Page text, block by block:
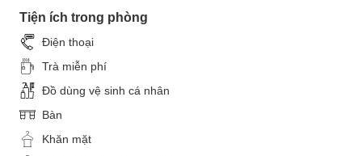
Tiện ích trong phòng
Điện thoại
Trà miễn phí
Đồ dùng vệ sinh cá nhân
Bàn
Khăn mặt